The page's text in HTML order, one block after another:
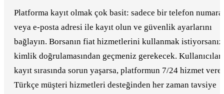
Platforma kayıt olmak çok basit: sadece bir telefon
veya e-posta adresi ile kayıt olun ve güvenlik ayarlarını
bağlayın. Borsanın fiat hizmetlerini kullanmak
kimlik doğrulamasından geçmeniz gerekecek. Kullanıcılar
kayıt sırasında sorun yaşarsa, platformun 7/24 hizmet
Türkçe müşteri hizmetleri desteğinden her zaman tavsiye